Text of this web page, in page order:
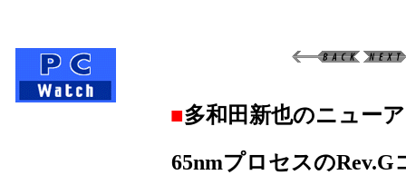
■多和田新也のニュー
65nmプロセスのRev.G